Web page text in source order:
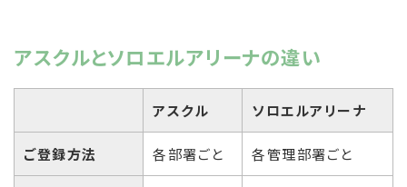
アスクルとソロエルアリーナの違い
アスクル ソロエルアリーナ
ご登録方法 各部署ごと 各管理部署ごと